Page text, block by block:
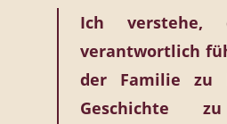
Ich verstehe,
verantwortlich
der Familie zu
Geschichte